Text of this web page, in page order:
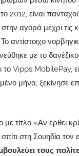
2012, είναι
αγορά μέχρι τις
αντίστοιχο
με το
το Vipps MobilePay,
μήνα, ξεκίνησε
τίτλο «Αν έρθει
στη Σουηδία
τους